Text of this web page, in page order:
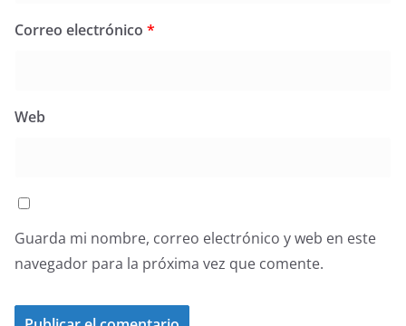
Correo electrónico *
Web
Guarda mi nombre, correo electrónico y web en este
navegador para la próxima vez que comente.